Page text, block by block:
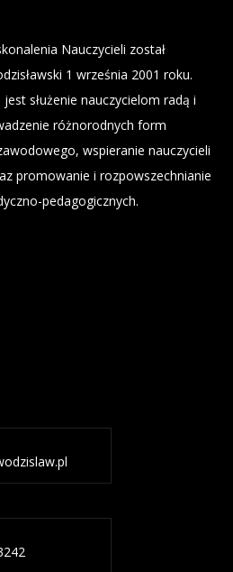
Nauczycieli został
1 września 2001 roku.
służenie nauczycielom radą i
różnorodnych form
wspieranie nauczycieli
promowanie i rozpowszechnianie
pedagogicznych.